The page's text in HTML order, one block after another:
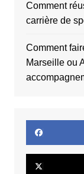
Comment
carrière de
Comment
Marseille ou